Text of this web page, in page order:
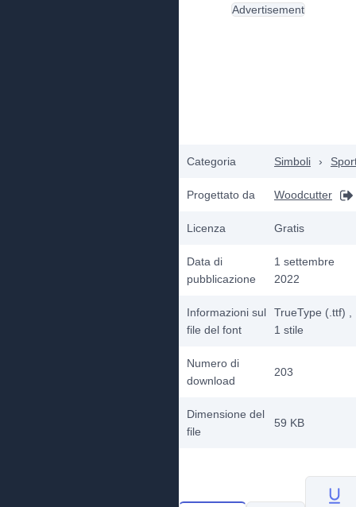
Categoria Simboli ›
Progettato da Woodcutter
Licenza Gratis
Data di
pubblicazione
1 settembre
2022
Informazioni sul
file del font
TrueType (.ttf)
1 stile
Numero di
download
203
Dimensione del
file
59 KB
Advertisement